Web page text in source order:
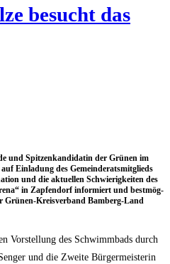
besucht das
und Spit­zen­kan­di­da­tin der Grü­nen im
Ein­la­dung des Gemein­de­rats­mit­glieds
und die aktu­el­len Schwie­rig­kei­ten des
in Zap­fen­dorf infor­miert und best­mög­
Grü­nen-Kreis­ver­band Bam­berg-Land
Vor­stel­lung des Schwimm­bads durch
und die Zwei­te Bür­ger­meis­te­rin